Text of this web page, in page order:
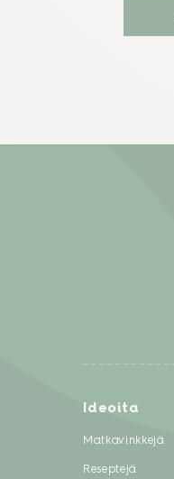
Ideoita
Matkavinkkejä
Reseptejä